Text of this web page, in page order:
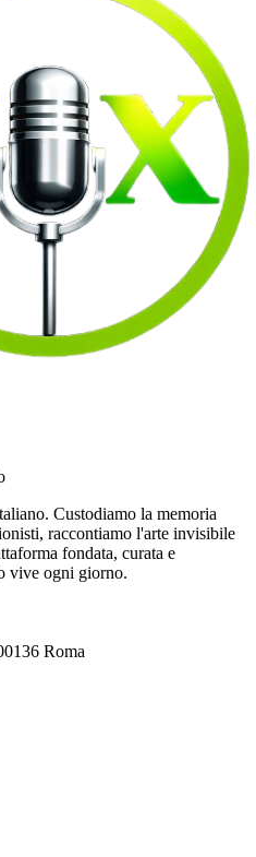
Custodiamo la memoria
raccontiamo l'arte invisibile
fondata, curata e
vive ogni giorno.
Roma